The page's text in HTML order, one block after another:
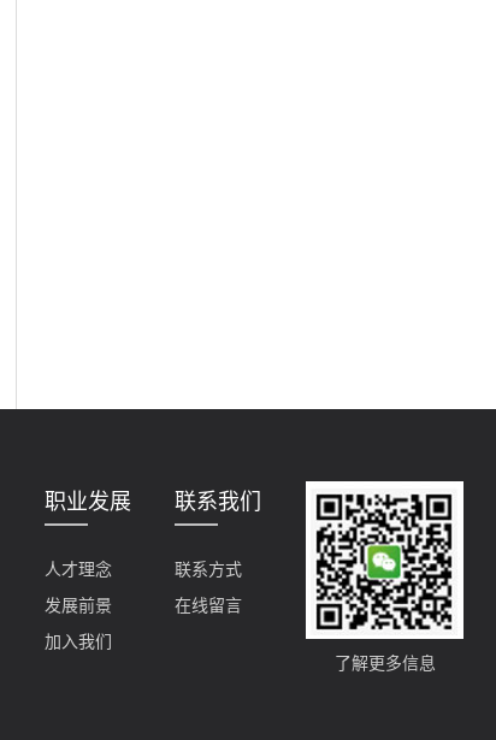
职业发展
人才理念
发展前景
加入我们
联系我们
联系方式
在线留言
了解更多信息